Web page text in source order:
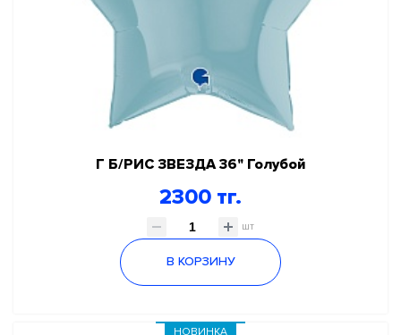
Г Б/РИС ЗВЕЗДА 36" Голубой
2300 тг.
шт
В КОРЗИНУ
НОВИНКА